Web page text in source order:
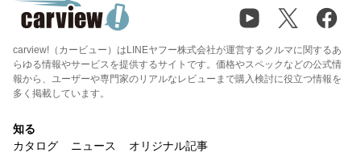
carview!（カービュー）はLINEヤフー株式会社が運営するクルマに関するあ
らゆる情報やサービスを提供するサイトです。価格やスペックなどの公式情
報から、ユーザーや専門家のリアルなレビューまで購入検討に役立つ情報を
多く掲載しています。
知る
カタログ
ニュース オリジナル記事